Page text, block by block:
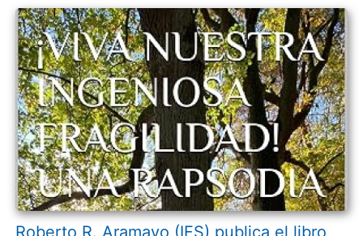
Roberto R. Aramayo (IFS) publica el libro